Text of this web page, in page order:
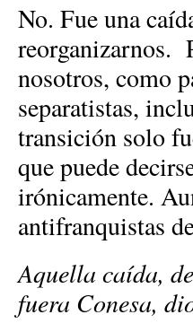
No. Fue una
reorganizarnos.
nosotros, como
separatistas,
transición solo
que puede
irónicamente.
antifranquistas
Aquella caída,
fuera Conesa,